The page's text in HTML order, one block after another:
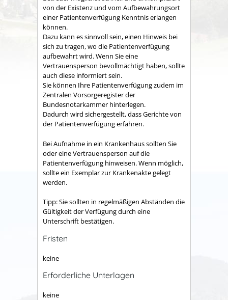
von der Existenz und vom Aufbewahrungsort
einer Patientenverfügung Kenntnis erlangen
können.
Dazu kann es sinnvoll sein, einen Hinweis bei
sich zu tragen, wo die Patientenverfügung
aufbewahrt wird. Wenn Sie eine
Vertrauensperson bevollmächtigt haben, sollte
auch diese informiert sein.
Sie können Ihre Patientenverfügung zudem im
Zentralen Vorsorgeregister der
Bundesnotarkammer hinterlegen.
Dadurch wird sichergestellt, dass Gerichte von
der Patientenverfügung erfahren.
Bei Aufnahme in ein Krankenhaus sollten Sie
oder eine Vertrauensperson auf die
Patientenverfügung hinweisen.Wenn möglich,
sollte ein Exemplar zur Krankenakte gelegt
werden.
Tipp:Sie sollten in regelmäßigen Abständen die
Gültigkeit der Verfügung durch eine
Unterschrift bestätigen.
Fristen
keine
Erforderliche Unterlagen
keine